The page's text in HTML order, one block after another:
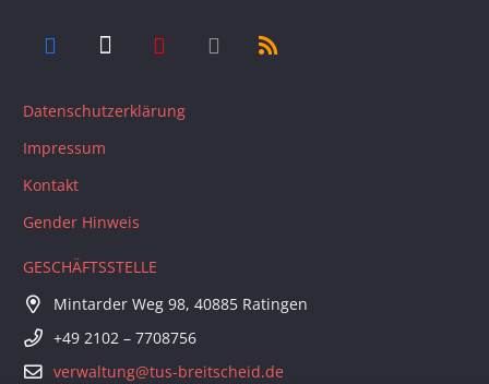
Datenschutzerklärung
Impressum
Kontakt
Gender Hinweis
GESCHÄFTSSTELLE
Mintarder Weg 98, 40885 Ratingen
+49 2102 – 7708756
verwaltung@tus-breitscheid.de